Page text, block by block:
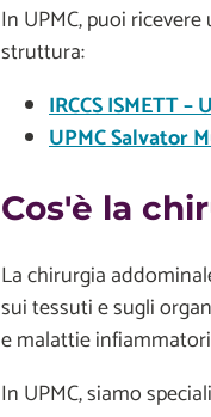
In UPMC, puoi
struttura:
IRCCS ISMETT –
UPMC Salvator
Cos'è la
La chirurgia
sui tessuti e sugli
e malattie
In UPMC, siamo